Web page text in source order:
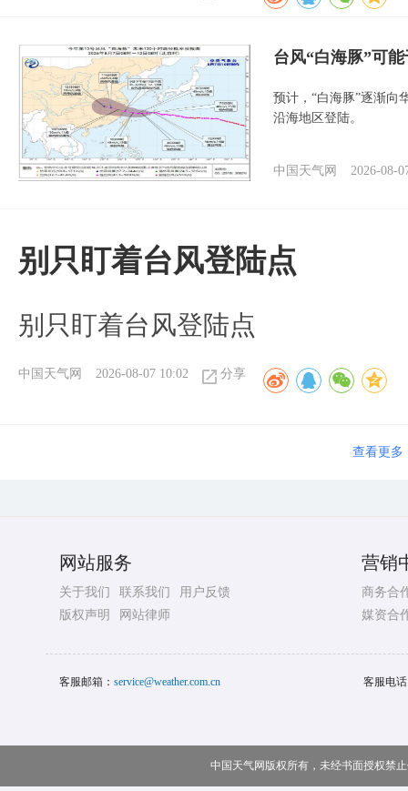
台风“白海豚”可
预计，“白海豚”逐渐向
沿海地区登陆。
中国天气网 2026-08-
别只盯着台风登陆点
别只盯着台风登陆点
中国天气网 2026-08-07 10:02 分享
查看更多
网站服务
关于我们 联系我们
用户反馈
版权声明
网站律师
营销
商务合
媒资合
客服邮箱： service@weather.com.cn 客服电
中国天气网版权所有，未经书面授权